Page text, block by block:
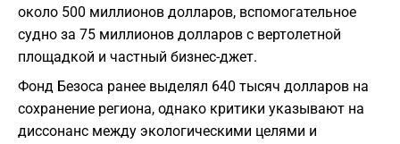
около 500 миллионов долларов, вспомогательное
судно за 75 миллионов долларов с вертолетной
площадкой и частный бизнес-джет.
Фонд Безоса ранее выделял 640 тысяч долларов на
сохранение региона, однако критики указывают на
диссонанс между экологическими целями и